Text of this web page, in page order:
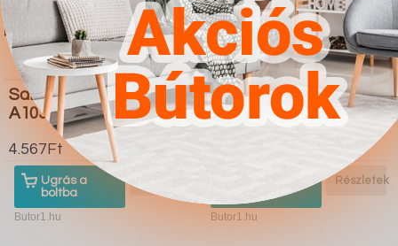
Sarokkanapé Clovis
A103 (Manila 02)
4.567Ft
Ugrás a
boltba
Butor1.hu
Kontinentális ágy
Baltimore 175 (Manila
26)
Részletek
Butor1.hu